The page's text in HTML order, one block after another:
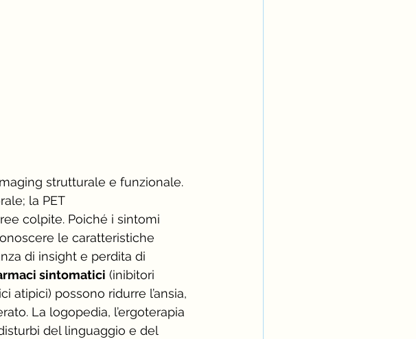
strutturale e funzionale.
la PET
colpite. Poiché i sintomi
le caratteristiche
di insight e perdita di
sintomatici (inibitori
atipici) possono ridurre l’ansia,
La logopedia, l’ergoterapia
del linguaggio e del